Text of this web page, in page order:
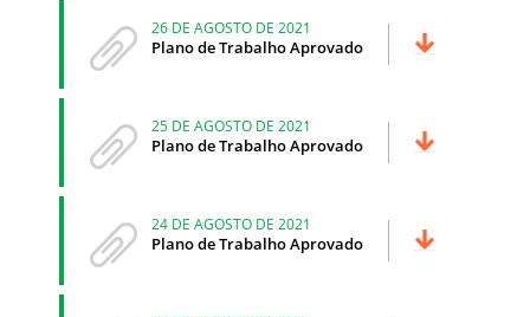
26 DE AGOSTO DE 2021
Plano de Trabalho Aprovado
25 DE AGOSTO DE 2021
Plano de Trabalho Aprovado
24 DE AGOSTO DE 2021
Plano de Trabalho Aprovado